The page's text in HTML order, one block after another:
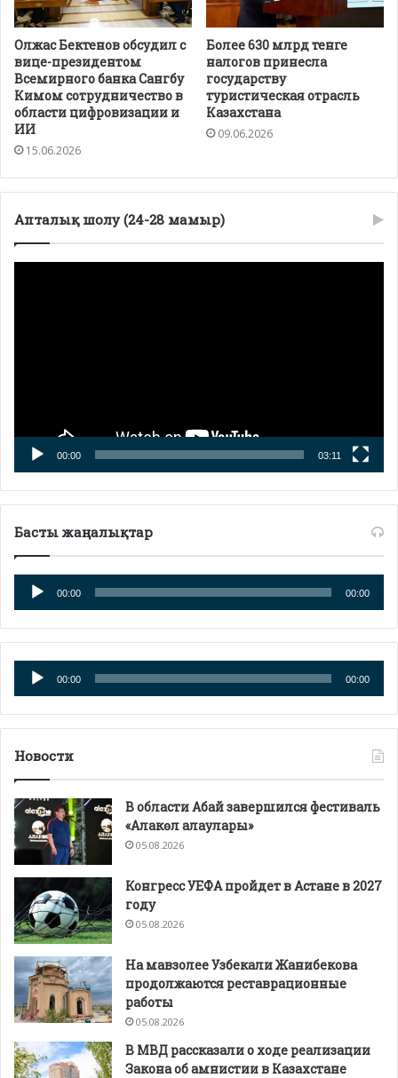
Олжас Бектенов обсудил с
вице-президентом
Всемирного банка Сангбу
Кимом сотрудничество в
области цифровизации и
ИИ
15.06.2026
Более 630 млрд тенге
налогов принесла
государству
туристическая отрасль
Казахстана
09.06.2026
Апталық шолу (24-28 мамыр)
00:00 03:11
Басты жаңалықтар
Аудиоплеер
00:00 00:00
Аудиоплеер
00:00 00:00
Новости
В области Абай завершился фестиваль
«Алакөл алаулары»
05.08.2026
Конгресс УЕФА пройдет в Астане в 2027
году
05.08.2026
На мавзолее Узбекали Жанибекова
продолжаются реставрационные
работы
05.08.2026
В МВД рассказали о ходе реализации
Закона об амнистии в Казахстане